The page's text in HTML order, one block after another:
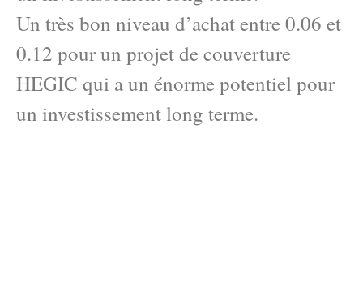
Un très bon niveau d’achat entre 0.06 et
0.12 pour un projet de couverture
HEGIC qui a un énorme potentiel pour
un investissement long terme.